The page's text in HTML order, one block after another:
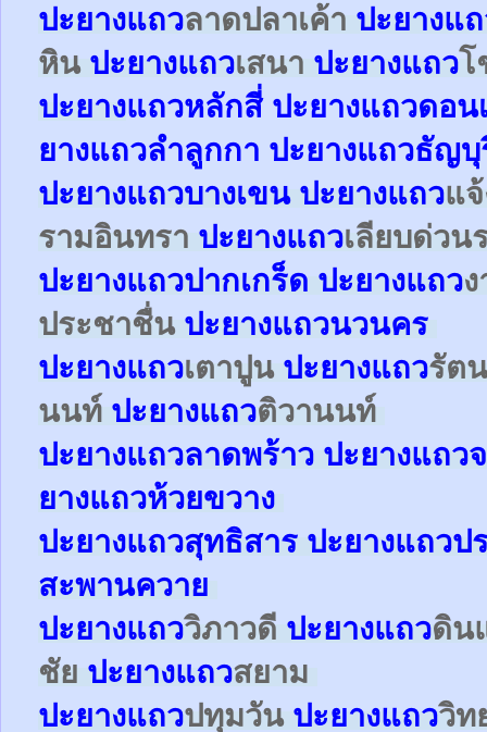
ปะยางแถวลาดปลาเค้า ปะยางแ
หิน ปะยางแถวเสนา ปะยางแถวโ
ปะยางแถวหลักสี่ ปะยางแถวดอน
ยางแถวลำลูกกา ปะยางแถวธัญบุ
ปะยางแถวบางเขน ปะยางแถวแ
รามอินทรา ปะยางแถวเลียบด่วน
ปะยางแถวปากเกร็ด ปะยางแถว
ประชาชื่น ปะยางแถวนวนคร
ปะยางแถวเตาปูน ปะยางแถวรัต
นนท์ ปะยางแถวติวานนท์
ปะยางแถวลาดพร้าว ปะยางแถว
ยางแถวห้วยขวาง
ปะยางแถวสุทธิสาร ปะยางแถวป
สะพานควาย
ปะยางแถววิภาวดี ปะยางแถวดิน
ชัย ปะยางแถวสยาม
ปะยางแถวปทุมวัน ปะยางแถววิ